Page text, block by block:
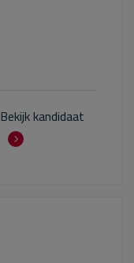
Bekijk kandidaat